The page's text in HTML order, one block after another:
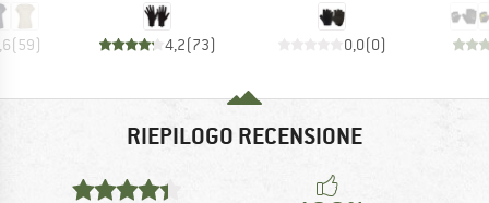
(59) 4,2(73) 0,0(0)
RIEPILOGO RECENSIONE